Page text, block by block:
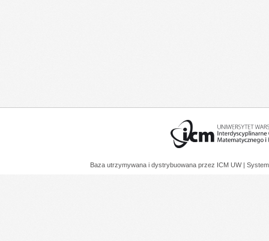
Baza utrzymywana i dystrybuowana przez ICM UW |